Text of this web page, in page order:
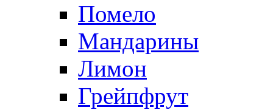
Помело
Мандарины
Лимон
Грейпфрут